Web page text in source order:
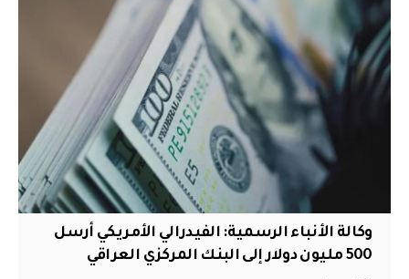
وكالة الأنباء الرسمية: الفيدرالي الأمريكي أرسل
500 مليون دولار إلى البنك المركزي العراقي